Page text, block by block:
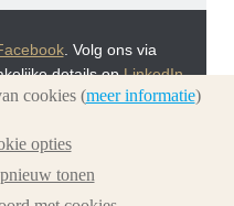
. Volg ons via
details opLinkedIn.
video's viaYou Tube.
Graflantaarn.nl
cookies (meer informatie)
opties
tonen